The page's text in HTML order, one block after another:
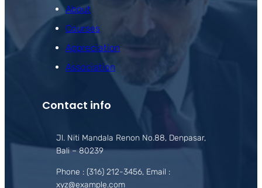
About
Courses
Appreciation
Association
Contact info
Jl. Niti Mandala Renon No.88, Denpasar,
Bali – 80239
Phone : (316) 212-3456, Email :
xyz@example.com